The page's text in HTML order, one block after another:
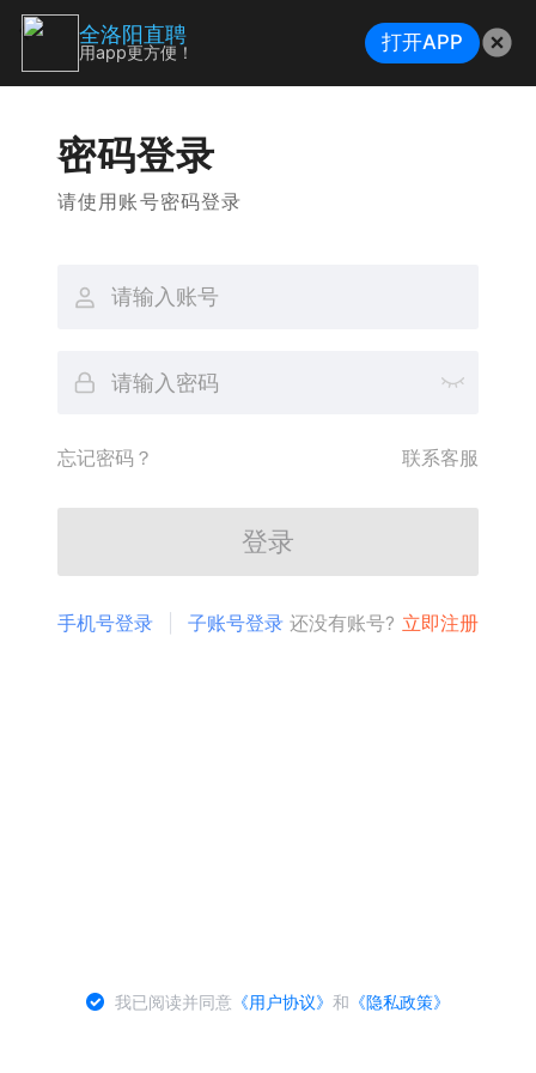
密码登录
请使用账号密码登录
忘记密码？ 联系客服
登录
手机号登录 子账号登录 还没有账号? 立即注册
我已阅读并同意 《用户协议》和 《隐私政策》
全洛阳直聘
用app更方便！ 打开APP